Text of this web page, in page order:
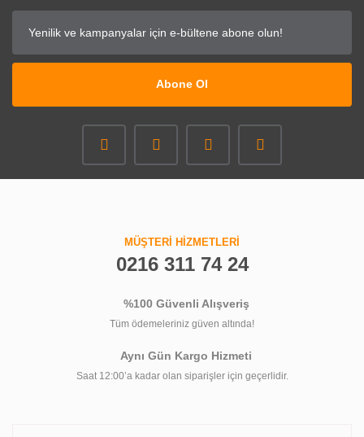
Abone Ol
MÜŞTERİ HİZMETLERİ
0216 311 74 24
%100 Güvenli Alışveriş
Tüm ödemeleriniz güven altında!
Aynı Gün Kargo Hizmeti
Saat 12:00’a kadar olan siparişler için geçerlidir.